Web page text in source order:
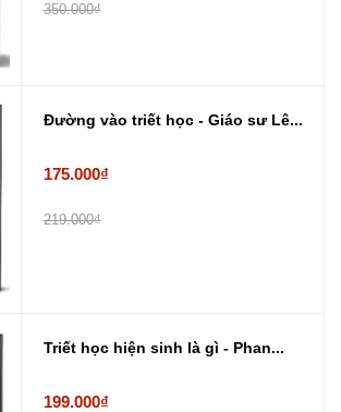
350.000₫
Đường vào triết học - Giáo sư Lê...
175.000₫
219.000₫
Triết học hiện sinh là gì - Phan...
199.000₫